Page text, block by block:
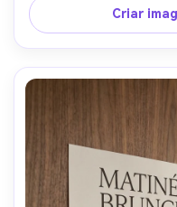
de um balcão de
50mm, composição
naturais, olhar pronto
Criar